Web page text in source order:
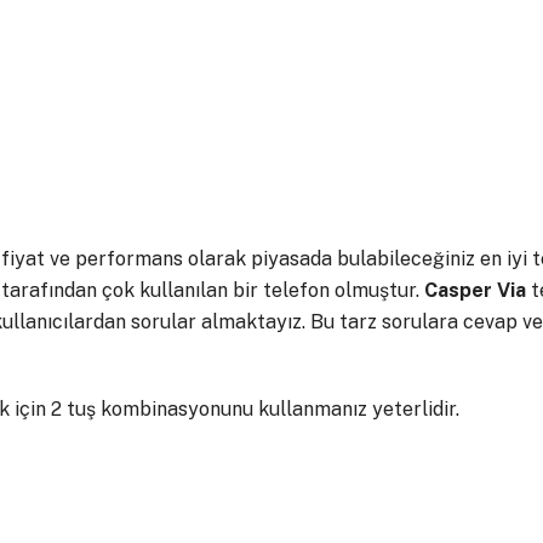
ve performans olarak piyasada bulabileceğiniz en iyi
çok kullanılan bir telefon olmuştur. Casper Via
sorular almaktayız. Bu tarz sorulara cevap
için 2 tuş kombinasyonunu kullanmanız yeterlidir.